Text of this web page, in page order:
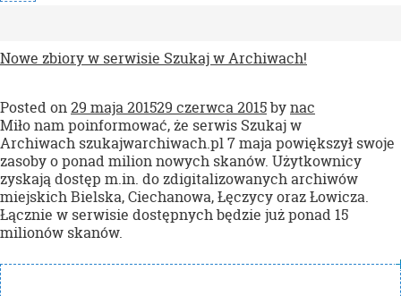
Nowe zbiory w serwisie Szukaj w Archiwach!
Posted on29 maja 201529 czerwca 2015bynac
Miło nam poinformować, że serwis Szukaj w
Archiwach szukajwarchiwach.pl 7 maja powiększył swoje
zasoby o ponad milion nowych skanów. Użytkownicy
zyskają dostęp m.in. do zdigitalizowanych archiwów
miejskich Bielska, Ciechanowa, Łęczycy oraz Łowicza.
Łącznie w serwisie dostępnych będzie już ponad 15
milionów skanów.